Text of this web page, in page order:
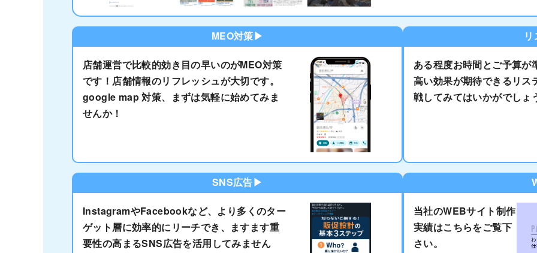
MEO対策▶
店舗運営で比較的効き目の早いのがMEO対策
です！店舗情報のリフレッシュが大切です。
google map 対策、まずは気軽に始めてみま
せんか！
ある程度お時間とご予算が
高い効果が期待できるリス
戦してみてはいかがでしょ
SNS広告▶
InstagramやFacebookなど、より多くのター
ゲット層に効率的にリーチでき、ますます重
要性の高まるSNS広告を活用してみません
当社のWEBサイト制作
実績はこちらをご覧下
さい。